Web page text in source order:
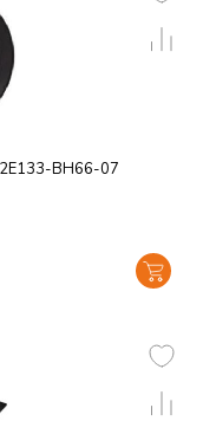
BH66-07